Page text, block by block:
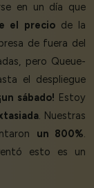
en un día que
el preciode la
de fuera del
pero Queue-
el despliegue
sábado! Estoy
. Nuestras
un 800%.
esto es un